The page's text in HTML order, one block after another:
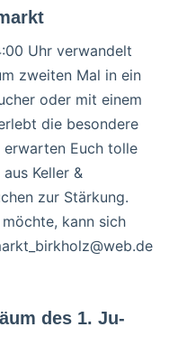
Uhr verwandelt
zweiten Mal in ein
oder mit einem
die besondere
erwarten Euch tolle
Keller &
zur Stärkung.
kann sich
des 1. Ju-